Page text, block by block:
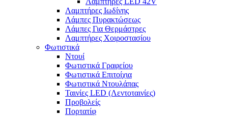
Λαμπτήρες Ιωδίνης
Λάμπες Πυρακτώσεως
Λάμπες Για Θερμάστρες
Λαμπτήρες Χοιροστασίου
Φωτιστικά
Ντουί
Φωτιστικά Γραφείου
Φωτιστικά Επιτοίχια
Φωτιστικά Ντουλάπας
Ταινίες LED (Λεντοταινίες)
Προβολείς
Πορτατίφ